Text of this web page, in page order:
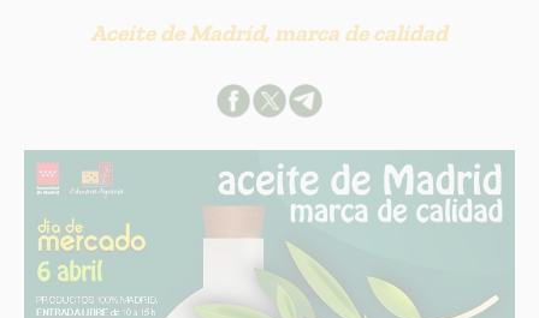
Aceite de Madrid, marca de calidad